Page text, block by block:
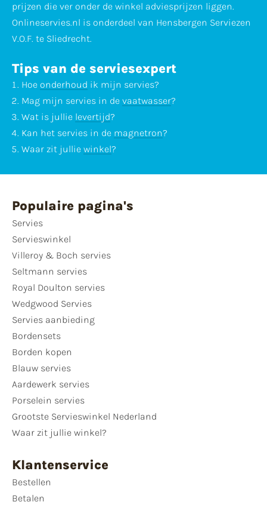
prijzen die ver onder de winkel adviesprijzen liggen.
Onlineservies.nl is onderdeel van Hensbergen Serviezen
V.O.F. te Sliedrecht.
Tips van de serviesexpert
Hoe onderhoud ik mijn servies?
Mag mijn servies in de vaatwasser?
Wat is jullie levertijd?
Kan het servies in de magnetron?
Waar zit jullie winkel?
Populaire pagina's
Servies
Servieswinkel
Villeroy & Boch servies
Seltmann servies
Royal Doulton servies
Wedgwood Servies
Servies aanbieding
Bordensets
Borden kopen
Blauw servies
Aardewerk servies
Porselein servies
Grootste Servieswinkel Nederland
Waar zit jullie winkel?
Klantenservice
Bestellen
Betalen